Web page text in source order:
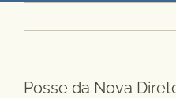
Posse da Nova